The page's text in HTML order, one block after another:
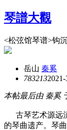
琴譜大觀
<松弦馆琴谱>钩
岳山 秦奚
783213
本帖最后由 秦奚
古琴艺术源远
的琴曲遗产。琴